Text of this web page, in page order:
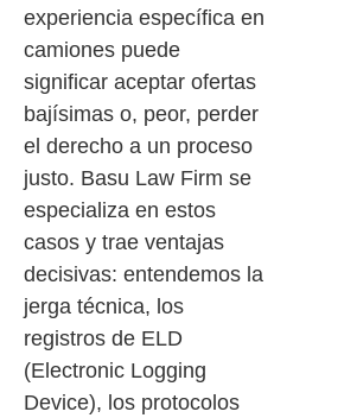
experiencia específica en
camiones puede
significar aceptar ofertas
bajísimas o, peor, perder
el derecho a un proceso
justo. Basu Law Firm se
especializa en estos
casos y trae ventajas
decisivas: entendemos la
jerga técnica, los
registros de ELD
(Electronic Logging
Device), los protocolos